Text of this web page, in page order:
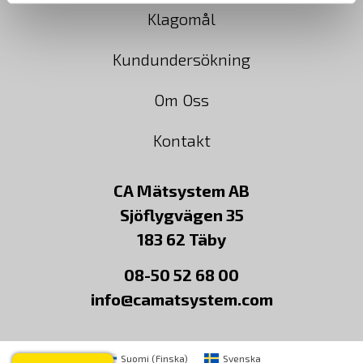
Klagomål
Kundundersökning
Om Oss
Kontakt
CA Mätsystem AB
Sjöflygvägen 35
183 62 Täby
08-50 52 68 00
info@camatsystem.com
Suomi (Finska) Svenska